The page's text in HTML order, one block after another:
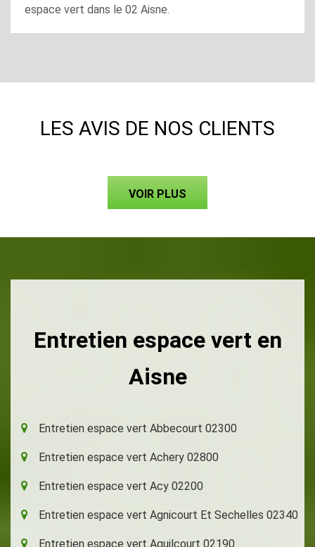
espace vert dans le 02 Aisne.
LES AVIS DE NOS CLIENTS
VOIR PLUS
Entretien espace vert en
Aisne
Entretien espace vert Abbecourt 02300
Entretien espace vert Achery 02800
Entretien espace vert Acy 02200
Entretien espace vert Agnicourt Et Sechelles 02340
Entretien espace vert Aguilcourt 02190